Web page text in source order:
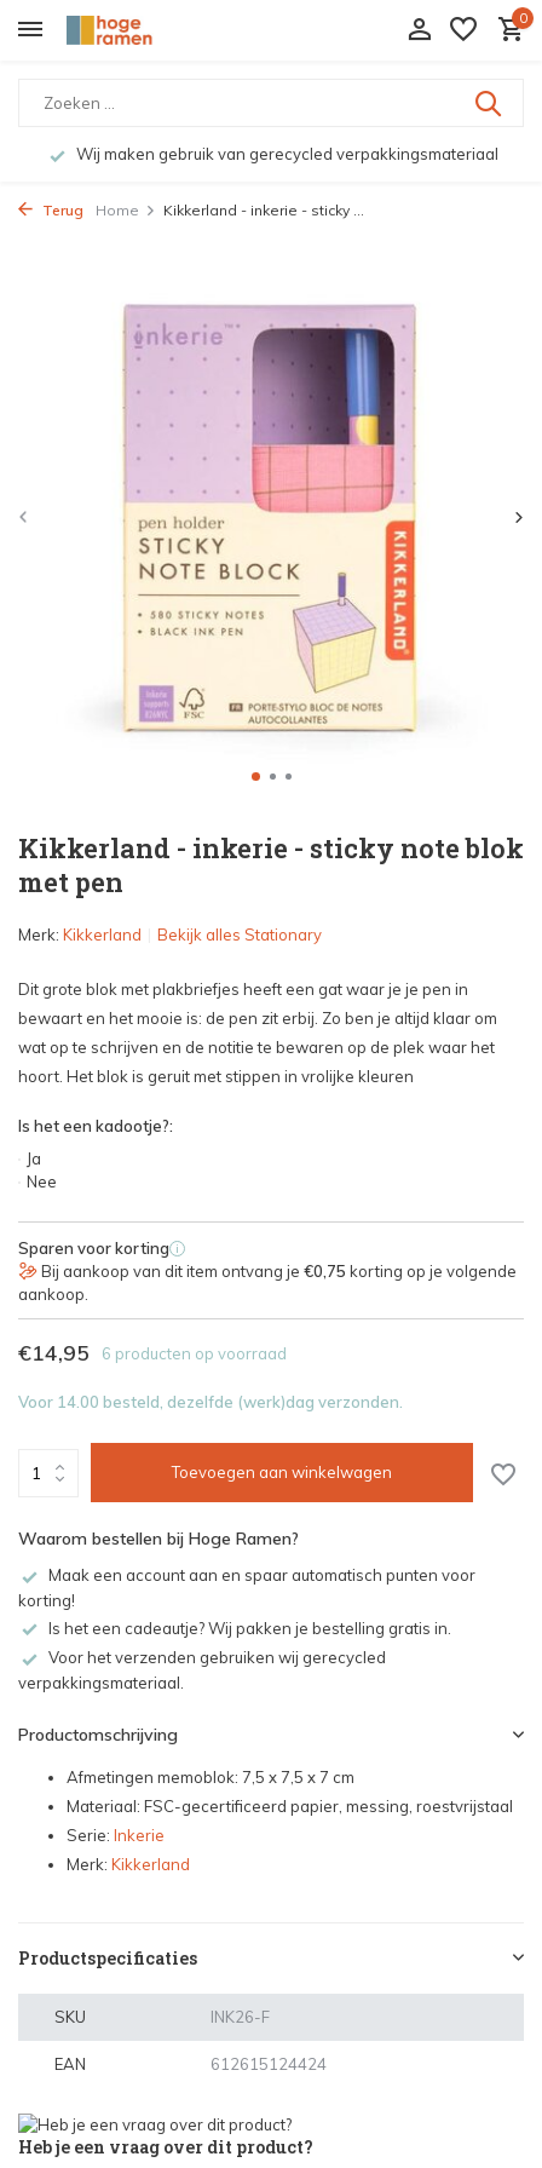
0
Wij maken gebruik van gerecycled verpakkingsmateriaal
Terug Home Kikkerland - inkerie - sticky ...
Kikkerland - inkerie - sticky note blok
met pen
Merk: Kikkerland Bekijk alles Stationary
Dit grote blok met plakbriefjes heeft een gat waar je je pen in
bewaart en het mooie is: de pen zit erbij. Zo ben je altijd klaar om
wat op te schrijven en de notitie te bewaren op de plek waar het
hoort. Het blok is geruit met stippen in vrolijke kleuren
Is het een kadootje?:
Ja
Nee
Sparen voor korting i
Bij aankoop van dit item ontvang je €0,75 korting op je volgende
aankoop.
€14,95 6 producten op voorraad
Voor 14.00 besteld, dezelfde (werk)dag verzonden.
Toevoegen aan winkelwagen
Waarom bestellen bij Hoge Ramen?
Maak een account aan en spaar automatisch punten voor
korting!
Is het een cadeautje? Wij pakken je bestelling gratis in.
Voor het verzenden gebruiken wij gerecycled
verpakkingsmateriaal.
Productomschrijving
Afmetingen memoblok: 7,5 x 7,5 x 7 cm
Materiaal: FSC-gecertificeerd papier, messing, roestvrijstaal
Serie: Inkerie
Merk: Kikkerland
Productspecificaties
SKU INK26-F
EAN 612615124424
Heb je een vraag over dit product?